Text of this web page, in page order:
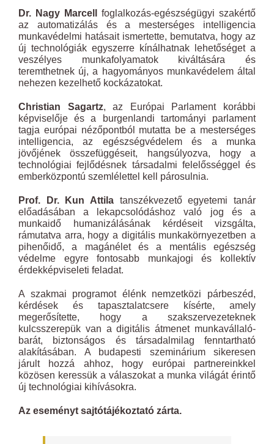
Dr. Nagy Marcell
foglalkozás-egészségügyi szakértő
az automatizálás és a mesterséges intelligencia
munkavédelmi hatásait ismertette, bemutatva, hogy az
új technológiák egyszerre kínálhatnak lehetőséget a
veszélyes munkafolyamatok kiváltására és
teremthetnek új, a hagyományos munkavédelem által
nehezen kezelhető kockázatokat.
Christian Sagartz, az Európai Parlament korábbi
képviselője és a burgenlandi tartományi parlament
tagja európai nézőpontból mutatta be a mesterséges
intelligencia, az egészségvédelem és a munka
jövőjének összefüggéseit, hangsúlyozva, hogy a
technológiai fejlődésnek társadalmi felelősséggel és
emberközpontú szemlélettel kell párosulnia.
Prof. Dr. Kun Attila tanszékvezető egyetemi tanár
előadásában a lekapcsolódáshoz való jog és a
munkaidő humanizálásának kérdéseit vizsgálta,
rámutatva arra, hogy a digitális munkakörnyezetben a
pihenőidő, a magánélet és a mentális egészség
védelme egyre fontosabb munkajogi és kollektív
érdekképviseleti feladat.
A szakmai programot élénk nemzetközi párbeszéd,
kérdések és tapasztalatcsere kísérte, amely
megerősítette, hogy a szakszervezeteknek
kulcsszerepük van a digitális átmenet munkavállaló-
barát, biztonságos és társadalmilag fenntartható
alakításában. A budapesti szeminárium sikeresen
járult hozzá ahhoz, hogy európai partnereinkkel
közösen keressük a válaszokat a munka világát érintő
új technológiai kihívásokra.
Az eseményt sajtótájékoztató zárta.